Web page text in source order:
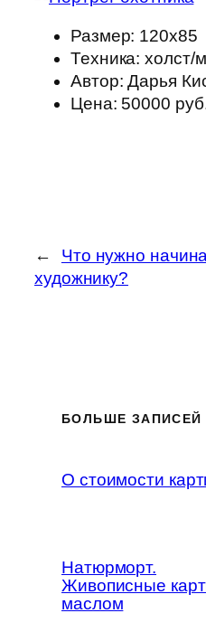
Размер: 120х85
Техника: холст/
Автор: Дарья
Цена: 50000
←
Что нужно
художнику?
БОЛЬШЕ ЗАПИСЕЙ
О стоимости
Натюрморт.
Живописные
маслом